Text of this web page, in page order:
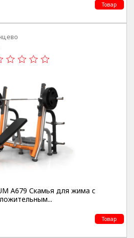
Товар
A679 Скамья для жима с
Товар